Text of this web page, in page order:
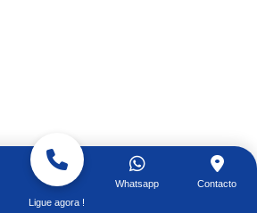
Ligue agora !
Whatsapp Contacto